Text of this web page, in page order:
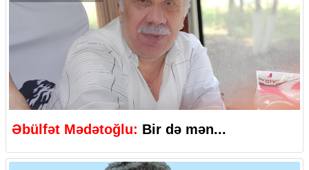
Əbülfət Mədətoğlu: Bir də mən...